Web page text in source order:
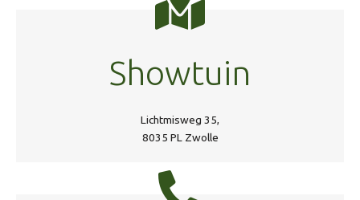
Showtuin
Lichtmisweg 35,
8035 PL Zwolle